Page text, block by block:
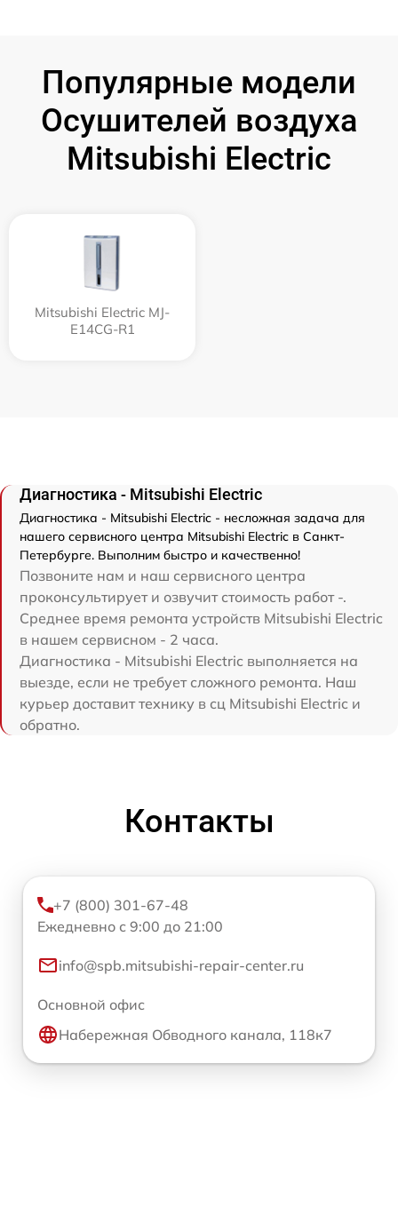
Популярные модели
Осушителей воздуха
Mitsubishi Electric
Mitsubishi Electric MJ-
E14CG-R1
Диагностика - Mitsubishi Electric
Диагностика - Mitsubishi Electric - несложная задача для
нашего сервисного центра Mitsubishi Electric в Санкт-
Петербурге. Выполним быстро и качественно!
Позвоните нам и наш сервисного центра
проконсультирует и озвучит стоимость работ -.
Среднее время ремонта устройств Mitsubishi Electric
в нашем сервисном - 2 часа.
Диагностика - Mitsubishi Electric выполняется на
выезде, если не требует сложного ремонта. Наш
курьер доставит технику в сц Mitsubishi Electric и
обратно.
Контакты
+7 (800) 301-67-48
Ежедневно с 9:00 до 21:00
info@spb.mitsubishi-repair-center.ru
Основной офис
Набережная Обводного канала, 118к7